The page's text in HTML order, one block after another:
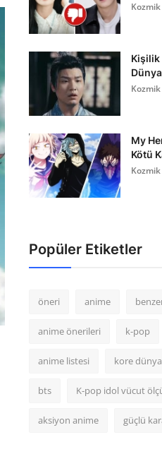
Kişilik
My
Kötü
Popüler Etiketler
öneri anime
anime önerileri k-pop
anime listesi kore
bts K-pop idol vücut
aksiyon anime güçlü